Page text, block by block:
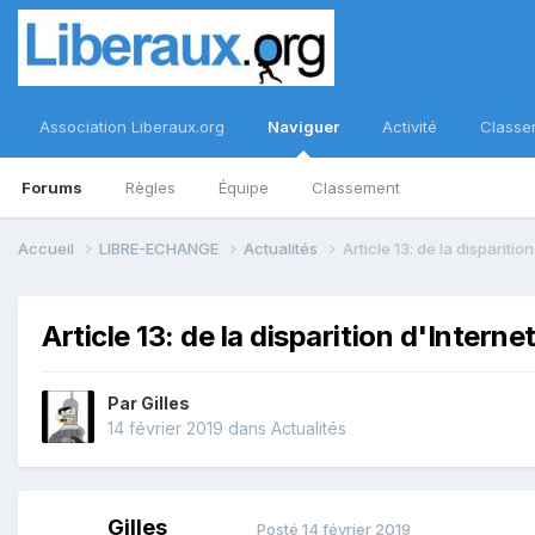
Association Liberaux.org Naviguer
Forums Règles Équipe Classement
Activité
Accueil LIBRE-ECHANGE Actualités Article 13: de la
Article 13: de la disparition d'Internet
Par Gilles
14 février 2019 dans Actualités
Gilles Posté 14 février 2019